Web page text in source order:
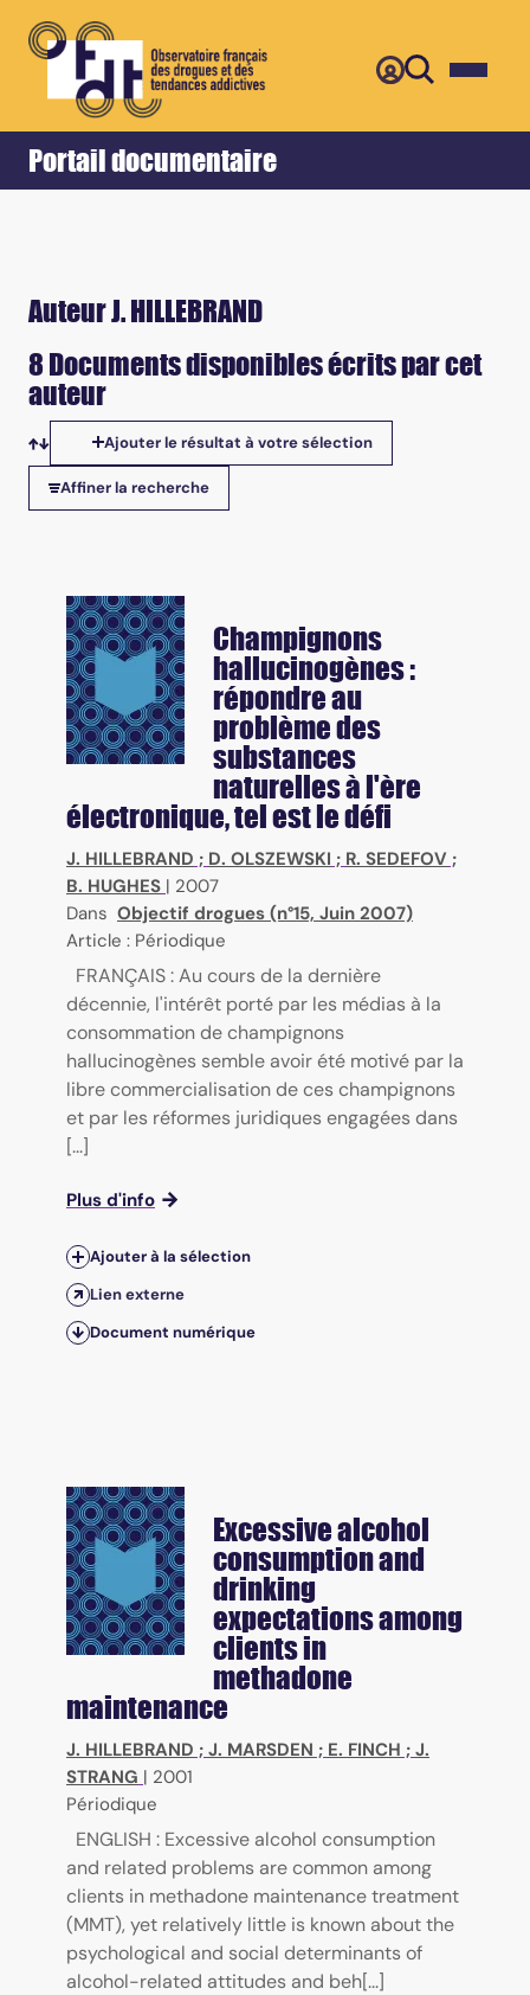
Portail documentaire
Accueil Retour
Auteur J. HILLEBRAND
8 Documents disponibles écrits par cet
auteur
Tris disponibles
Ajouter le résultat à votre sélection
Affiner la recherche
Champignons
hallucinogènes :
répondre au
problème des
substances
naturelles à l'ère
électronique, tel est le défi
J. HILLEBRAND ; D. OLSZEWSKI ; R. SEDEFOV ;
B. HUGHES | 2007
Dans Objectif drogues (n°15, Juin 2007)
Article : Périodique
FRANÇAIS : Au cours de la dernière
décennie, l'intérêt porté par les médias à la
consommation de champignons
hallucinogènes semble avoir été motivé par la
libre commercialisation de ces champignons
et par les réformes juridiques engagées dans
[...]
Plus d'info
Ajouter à la sélection
Lien externe
Document numérique
Excessive alcohol
consumption and
drinking
expectations among
clients in
methadone
maintenance
J. HILLEBRAND ; J. MARSDEN ; E. FINCH ; J.
STRANG | 2001
Périodique
ENGLISH : Excessive alcohol consumption
and related problems are common among
clients in methadone maintenance treatment
(MMT), yet relatively little is known about the
psychological and social determinants of
alcohol-related attitudes and beh[...]